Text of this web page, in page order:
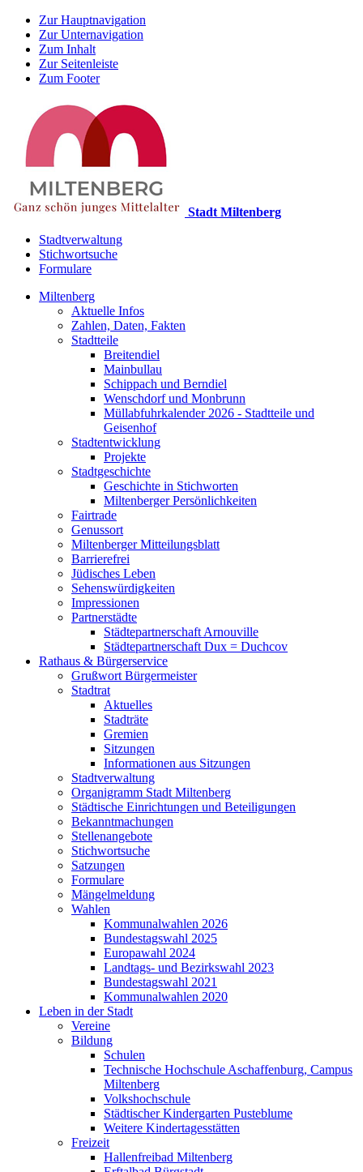
Zur Hauptnavigation
Zur Unternavigation
Zum Inhalt
Zur Seitenleiste
Zum Footer
Stadt Miltenberg
Stadtverwaltung
Stichwortsuche
Formulare
Miltenberg
Aktuelle Infos
Zahlen, Daten, Fakten
Stadtteile
Breitendiel
Mainbullau
Schippach und Berndiel
Wenschdorf und Monbrunn
Müllabfuhrkalender 2026 - Stadtteile und
Geisenhof
Stadtentwicklung
Projekte
Stadtgeschichte
Geschichte in Stichworten
Miltenberger Persönlichkeiten
Fairtrade
Genussort
Miltenberger Mitteilungsblatt
Barrierefrei
Jüdisches Leben
Sehenswürdigkeiten
Impressionen
Partnerstädte
Städtepartnerschaft Arnouville
Städtepartnerschaft Dux = Duchcov
Rathaus & Bürgerservice
Grußwort Bürgermeister
Stadtrat
Aktuelles
Stadträte
Gremien
Sitzungen
Informationen aus Sitzungen
Stadtverwaltung
Organigramm Stadt Miltenberg
Städtische Einrichtungen und Beteiligungen
Bekanntmachungen
Stellenangebote
Stichwortsuche
Satzungen
Formulare
Mängelmeldung
Wahlen
Kommunalwahlen 2026
Bundestagswahl 2025
Europawahl 2024
Landtags- und Bezirkswahl 2023
Bundestagswahl 2021
Kommunalwahlen 2020
Leben in der Stadt
Vereine
Bildung
Schulen
Technische Hochschule Aschaffenburg, Campus
Miltenberg
Volkshochschule
Städtischer Kindergarten Pusteblume
Weitere Kindertagesstätten
Freizeit
Hallenfreibad Miltenberg